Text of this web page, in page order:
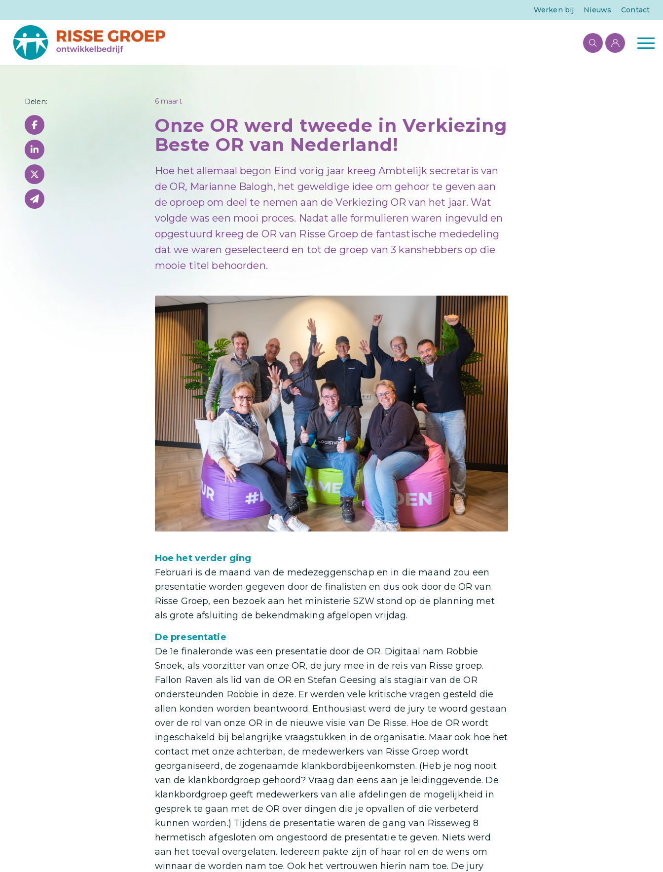
Werken bij Nieuws Contact
Delen: 6 maart
Onze OR werd tweede in Verkiezing
Beste OR van Nederland!
Hoe het allemaal begon Eind vorig jaar kreeg Ambtelijk secretaris van
de OR, Marianne Balogh, het geweldige idee om gehoor te geven aan
de oproep om deel te nemen aan de Verkiezing OR van het jaar. Wat
volgde was een mooi proces. Nadat alle formulieren waren ingevuld en
opgestuurd kreeg de OR van Risse Groep de fantastische mededeling
dat we waren geselecteerd en tot de groep van 3 kanshebbers op die
mooie titel behoorden.
Hoe het verder ging
Februari is de maand van de medezeggenschap en in die maand zou een
presentatie worden gegeven door de finalisten en dus ook door de OR van
Risse Groep, een bezoek aan het ministerie SZW stond op de planning met
als grote afsluiting de bekendmaking afgelopen vrijdag.
De presentatie
De 1e finaleronde was een presentatie door de OR. Digitaal nam Robbie
Snoek, als voorzitter van onze OR, de jury mee in de reis van Risse groep.
Fallon Raven als lid van de OR en Stefan Geesing als stagiair van de OR
ondersteunden Robbie in deze. Er werden vele kritische vragen gesteld die
allen konden worden beantwoord. Enthousiast werd de jury te woord gestaan
over de rol van onze OR in de nieuwe visie van De Risse. Hoe de OR wordt
ingeschakeld bij belangrijke vraagstukken in de organisatie. Maar ook hoe het
contact met onze achterban, de medewerkers van Risse Groep wordt
georganiseerd, de zogenaamde klankbordbijeenkomsten. (Heb je nog nooit
van de klankbordgroep gehoord? Vraag dan eens aan je leidinggevende. De
klankbordgroep geeft medewerkers van alle afdelingen de mogelijkheid in
gesprek te gaan met de OR over dingen die je opvallen of die verbeterd
kunnen worden.) Tijdens de presentatie waren de gang van Risseweg 8
hermetisch afgesloten om ongestoord de presentatie te geven. Niets werd
aan het toeval overgelaten. Iedereen pakte zijn of haar rol en de wens om
winnaar de worden nam toe. Ook het vertrouwen hierin nam toe. De jury